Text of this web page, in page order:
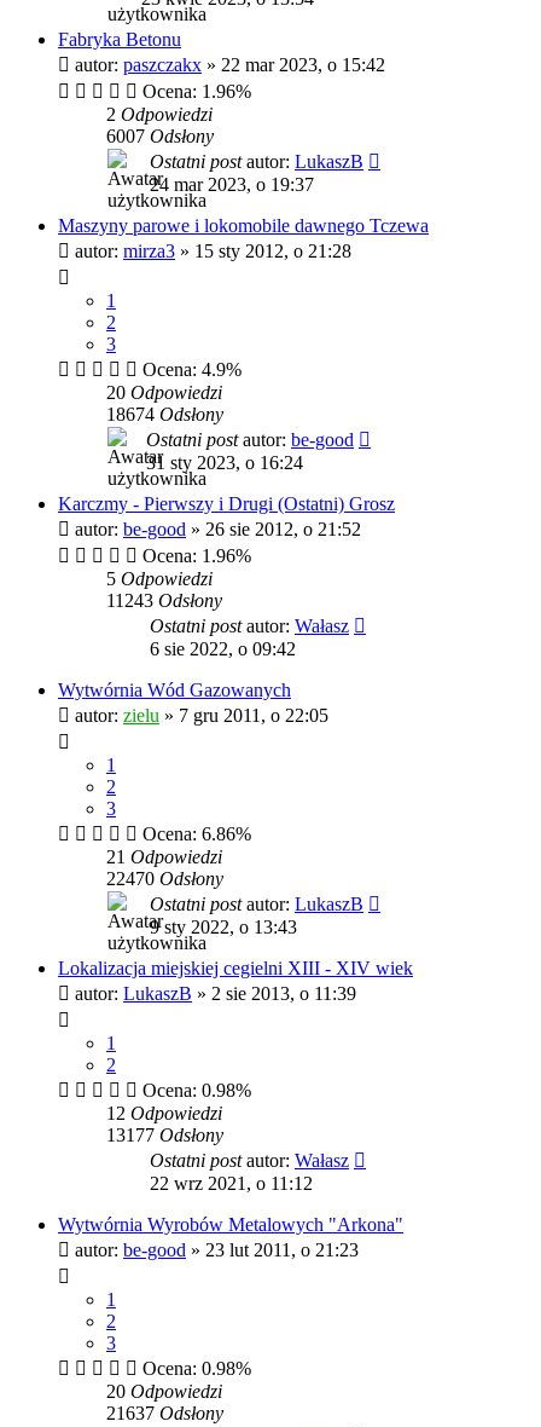
Fabryka Betonu
autor: paszczakx » 22 mar 2023, o 15:42
Ocena: 1.96%
2 Odpowiedzi
6007 Odsłony
Ostatni postautor: LukaszB
24 mar 2023, o 19:37
Maszyny parowe i lokomobile dawnego Tczewa
autor: mirza3 » 15 sty 2012, o 21:28
1
2
3
Ocena: 4.9%
20 Odpowiedzi
18674 Odsłony
Ostatni postautor: be-good
31 sty 2023, o 16:24
Karczmy - Pierwszy i Drugi (Ostatni) Grosz
autor: be-good » 26 sie 2012, o 21:52
Ocena: 1.96%
5 Odpowiedzi
11243 Odsłony
Ostatni postautor: Wałasz
6 sie 2022, o 09:42
Wytwórnia Wód Gazowanych
autor: zielu » 7 gru 2011, o 22:05
1
2
3
Ocena: 6.86%
21 Odpowiedzi
22470 Odsłony
Ostatni postautor: LukaszB
9 sty 2022, o 13:43
Lokalizacja miejskiej cegielni XIII - XIV wiek
autor: LukaszB » 2 sie 2013, o 11:39
1
2
Ocena: 0.98%
12 Odpowiedzi
13177 Odsłony
Ostatni postautor: Wałasz
22 wrz 2021, o 11:12
Wytwórnia Wyrobów Metalowych "Arkona"
autor: be-good » 23 lut 2011, o 21:23
1
2
3
Ocena: 0.98%
20 Odpowiedzi
21637 Odsłony